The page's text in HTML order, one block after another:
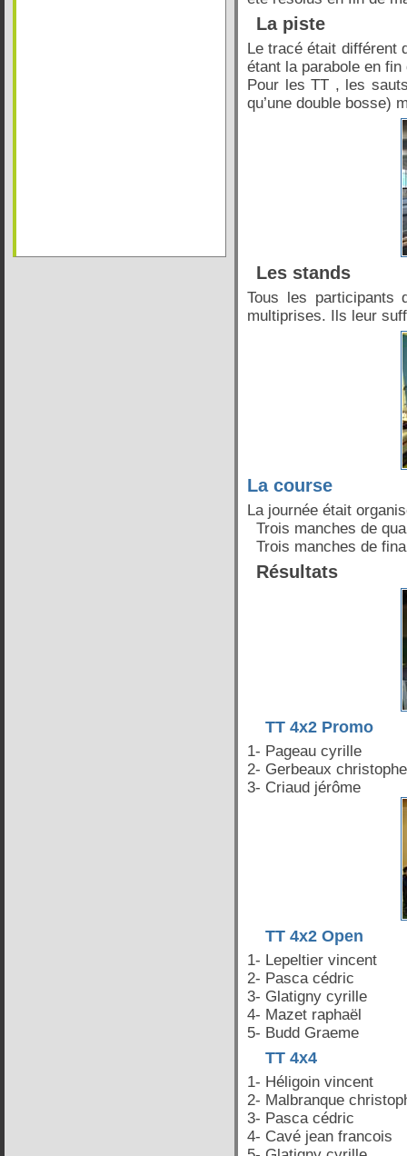
La piste
Le tracé était différent
étant la parabole en
Pour les TT , les
qu’une double bosse)
Les stands
Tous les participants
multiprises. Ils leur
La course
La journée était
Trois manches de
Trois manches de
Résultats
TT 4x2 Promo
1- Pageau cyrille
2- Gerbeaux christophe
3- Criaud jérôme
TT 4x2 Open
1- Lepeltier vincent
2- Pasca cédric
3- Glatigny cyrille
4- Mazet raphaël
5- Budd Graeme
TT 4x4
1- Héligoin vincent
2- Malbranque
3- Pasca cédric
4- Cavé jean francois